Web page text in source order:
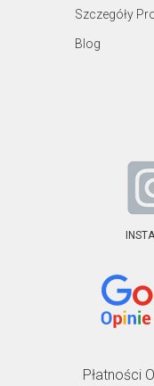
Szczegóły
Blog
Płatności